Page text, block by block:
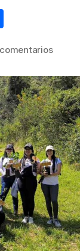
m
p
ar
tir
en
de
Indra
Group
llega
a
2.000
en
y